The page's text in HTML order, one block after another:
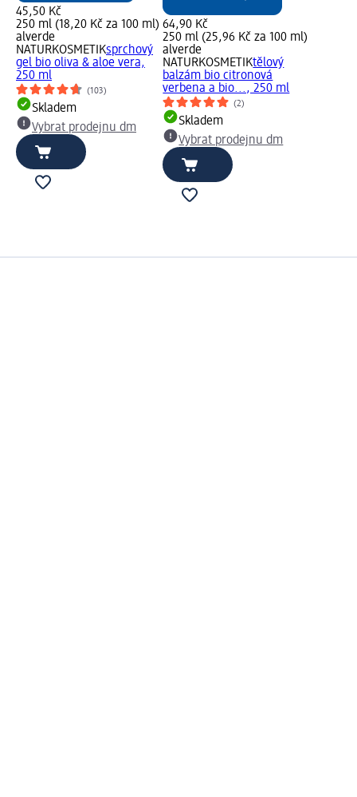
45,50 Kč
250 ml (18,20 Kč za 100 ml)
alverde
NATURKOSMETIKsprchový
gel bio oliva & aloe vera,
250 ml
(103)
Skladem
Vybrat prodejnu dm
64,90 Kč
250 ml (25,96 Kč za 100 ml)
alverde
NATURKOSMETIKtělový
balzám bio citronová
verbena a bio..., 250 ml
(2)
Skladem
Vybrat prodejnu dm